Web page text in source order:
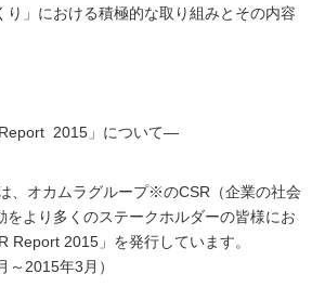
り」における積極的な取り組みとその内容
2015」について―
、オカムラグループ※のCSR（企業の社会
をより多くのステークホルダーの皆様にお
Report 2015」を発行しています。
～2015年3月）